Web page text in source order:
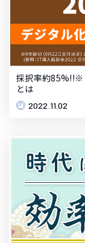
採択率約85%!!※
とは
2022.11.02